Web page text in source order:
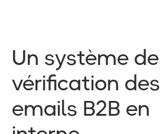
Un système de
vérification des
emails B2B en